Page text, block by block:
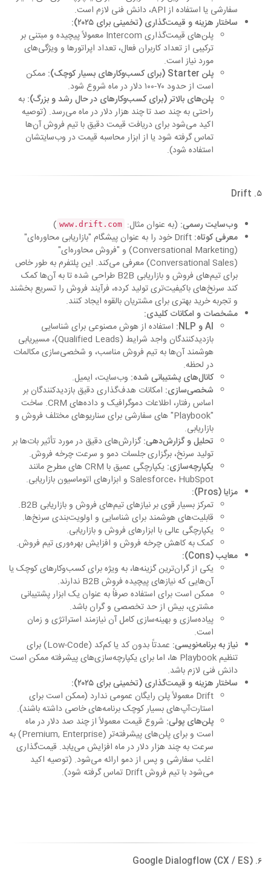
سفارشی یا استفاده از API، دانش فنی لازم است.
ساختار هزینه و قیمت‌گذاری (تخمینی برای ۲۰۲۵):
پلن‌های قیمت‌گذاری Intercom معمولاً پیچیده و مبتنی بر
ترکیبی از تعداد کاربران فعال، تعداد اپراتورها و ویژگی‌های
مورد نیاز است.
پلن Starter (برای کسب‌وکارهای بسیار کوچک):
ممکن
است از حدود ۷۰-۱۰۰ دلار در ماه شروع شود.
پلن‌های بالاتر (برای کسب‌وکارهای در حال رشد و بزرگ): به
راحتی به چند صد تا چند هزار دلار در ماه می‌رسد. (توصیه
اکید می‌شود برای دریافت قیمت دقیق با تیم فروش آن‌ها
تماس گرفته شود یا از ابزار محاسبه قیمت در وب‌سایتشان
استفاده شود).
۵. Drift
وب‌سایت رسمی: (به عنوان مثال: www.drift.com
)
معرفی کوتاه:
Drift خود را به عنوان پیشگام "بازاریابی محاوره‌ای"
(Conversational Marketing) و "فروش محاوره‌ای"
(Conversational Sales) معرفی می‌کند. این پلتفرم به طور خاص
برای تیم‌های فروش و بازاریابی B2B طراحی شده تا به آن‌ها کمک
کند سرنخ‌های باکیفیت‌تری تولید کرده، فرآیند فروش را تسریع بخشند
و تجربه خرید بهتری برای مشتریان بالقوه ایجاد کنند.
مشخصات و امکانات کلیدی:
AI و NLP:
استفاده از هوش مصنوعی برای شناسایی
بازدیدکنندگان واجد شرایط (Qualified Leads)، مسیریابی
هوشمند آن‌ها به تیم فروش مناسب، و شخصی‌سازی مکالمات
در لحظه.
کانال‌های پشتیبانی شده: وب‌سایت، ایمیل.
شخصی‌سازی: امکانات هدف‌گذاری دقیق بازدیدکنندگان بر
اساس رفتار، اطلاعات دموگرافیک و داده‌های CRM. ساخت
"Playbook" های سفارشی برای سناریوهای مختلف فروش و
بازاریابی.
تحلیل و گزارش‌دهی:گزارش‌های دقیق در مورد تأثیر بات‌ها بر
تولید سرنخ، برگزاری جلسات دمو و سرعت چرخه فروش.
یکپارچه‌سازی:
یکپارچگی عمیق با CRM های مطرح مانند
Salesforce، HubSpot و ابزارهای اتوماسیون بازاریابی.
مزایا (Pros):
تمرکز بسیار قوی بر نیازهای تیم‌های فروش و بازاریابی B2B.
قابلیت‌های هوشمند برای شناسایی و اولویت‌بندی سرنخ‌ها.
یکپارچگی عالی با ابزارهای فروش و بازاریابی.
کمک به کاهش چرخه فروش و افزایش بهره‌وری تیم فروش.
معایب (Cons):
یکی از گران‌ترین گزینه‌ها، به ویژه برای کسب‌وکارهای کوچک یا
آن‌هایی که نیازهای پیچیده فروش B2B ندارند.
ممکن است برای استفاده صرفاً به عنوان یک ابزار پشتیبانی
مشتری، بیش از حد تخصصی و گران باشد.
پیاده‌سازی و بهینه‌سازی کامل آن نیازمند استراتژی و زمان
است.
نیاز به برنامه‌نویسی:
عمدتاً بدون کد یا کم‌کد (Low-Code) برای
تنظیم Playbook ها، اما برای یکپارچه‌سازی‌های پیشرفته ممکن است
دانش فنی لازم باشد.
ساختار هزینه و قیمت‌گذاری (تخمینی برای ۲۰۲۵):
Drift معمولاً پلن رایگان عمومی ندارد (ممکن است برای
استارت‌آپ‌های بسیار کوچک برنامه‌های خاصی داشته باشند).
پلن‌های پولی: شروع قیمت معمولاً از چند صد دلار در ماه
است و برای پلن‌های پیشرفته‌تر (Premium, Enterprise) به
سرعت به چند هزار دلار در ماه افزایش می‌یابد. قیمت‌گذاری
اغلب سفارشی و پس از دمو ارائه می‌شود. (توصیه اکید
می‌شود با تیم فروش Drift تماس گرفته شود).
۶. Google Dialogflow (CX / ES)